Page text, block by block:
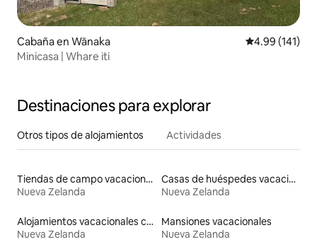
Cabaña en Wānaka Calificación
4.99 (141)
Minicasa | Whare iti
Destinaciones para explorar
Otros tipos de alojamientos Actividades
Tiendas de campo vacacionales
Nueva Zelanda
Casas de huéspedes vacacionales
Nueva Zelanda
Alojamientos vacacionales con entrada y salida de pistas de esquí
Nueva Zelanda
Mansiones vacacionales
Nueva Zelanda